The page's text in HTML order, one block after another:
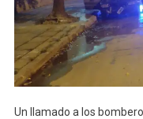
Un llamado a los